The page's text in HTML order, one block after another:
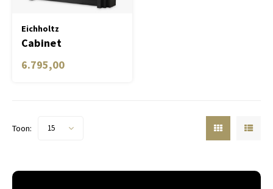
Eichholtz
Cabinet
Metropolitan
6.795,00
Toon: 15